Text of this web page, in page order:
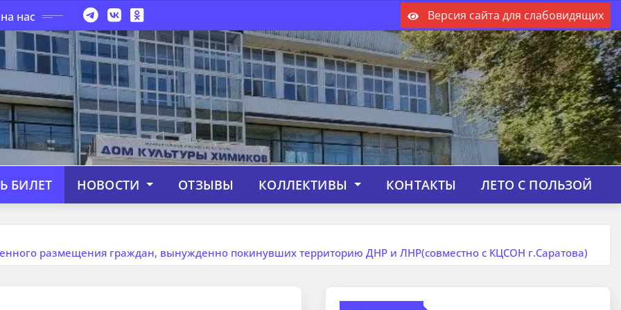
нас Версия сайта для слабовидящих
БИЛЕТ НОВОСТИ ОТЗЫВЫ КОЛЛЕКТИВЫ КОНТАКТЫ ЛЕТО С ПОЛЬЗОЙ
размещения граждан, вынужденно покинувших территорию ДНР и ЛНР(совместно с КЦСОН г.Саратова)